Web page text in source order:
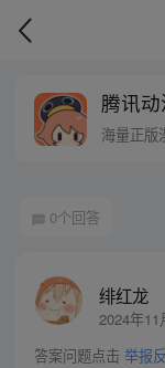
腾讯
海量正版
0个回答
绯红龙
2024年11
答案问题点击 举报